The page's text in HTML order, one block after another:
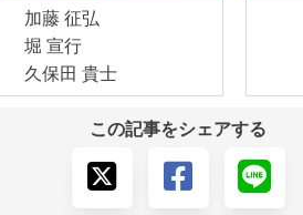
加藤 征弘
堀 宣行
久保田 貴士
この記事をシェアする